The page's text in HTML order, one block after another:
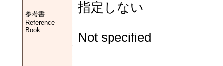
参考書
Reference
Book
指定しない
Not specified